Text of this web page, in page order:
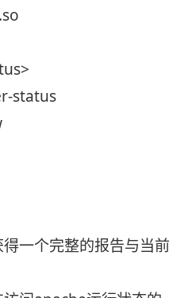
status
一个完整的报告与当前